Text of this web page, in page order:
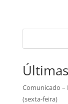
Comunicado –
(sexta-feira)